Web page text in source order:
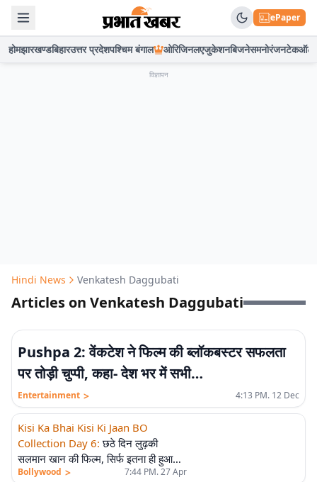
ePaper
होमझारखण्डबिहारउत्तर प्रदेशपश्चिम बंगाल ओरिजिनलएजुकेशनबिजनेसमनोरंजनटेकऑटो
विज्ञापन
Hindi News Venkatesh Daggubati
Articles on Venkatesh Daggubati
Pushpa 2: वेंकटेश ने फिल्म की ब्लॉकबस्टर सफलता
पर तोड़ी चुप्पी, कहा- देश भर में सभी…
Entertainment > 4:13 PM. 12 Dec
Kisi Ka Bhai Kisi Ki Jaan BO
Collection Day 6: छठे दिन लुढ़की
सलमान खान की फिल्म, सिर्फ इतना ही हुआ
कलेक्शन
Bollywood > 7:44 PM. 27 Apr